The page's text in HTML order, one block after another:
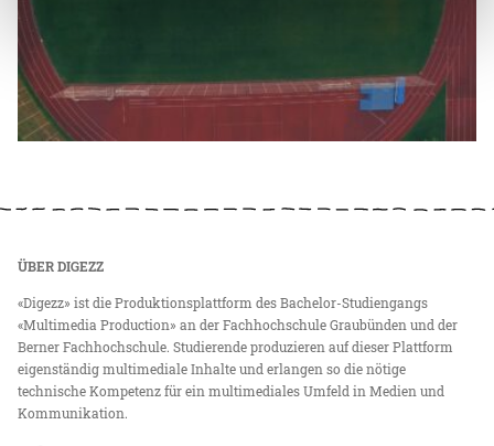
ÜBER DIGEZZ
«Digezz» ist die Produktionsplattform des Bachelor-Studiengangs
«Multimedia Production» an der Fachhochschule Graubünden und der
Berner Fachhochschule. Studierende produzieren auf dieser Plattform
eigenständig multimediale Inhalte und erlangen so die nötige
technische Kompetenz für ein multimediales Umfeld in Medien und
Kommunikation.